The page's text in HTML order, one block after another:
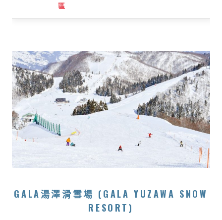
區
GALA湯澤滑雪場 (GALA YUZAWA SNOW
RESORT)